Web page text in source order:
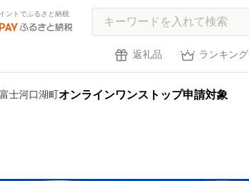
ントでふるさと納税
返礼品 ランキング
士河口湖町 オンラインワンストップ申請対象